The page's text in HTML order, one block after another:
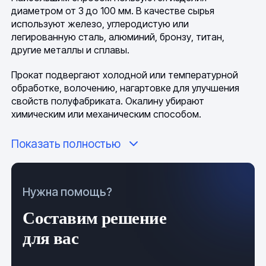
диаметром от 3 до 100 мм. В качестве сырья
используют железо, углеродистую или
легированную сталь, алюминий, бронзу, титан,
другие металлы и сплавы.
Прокат подвергают холодной или температурной
обработке, волочению, нагартовке для улучшения
свойств полуфабриката. Окалину убирают
химическим или механическим способом.
По типу отделки различают калиброванные,
повышенной точности изготовления. Параметры
поставляют отрезами длиной от 2 до 6,5 м.
менее 2 м считают остатками. Возможна поставка
прута диаметром до 20 мм в мотках.
Показать полностью
Нужна помощь?
Составим решение
для вас